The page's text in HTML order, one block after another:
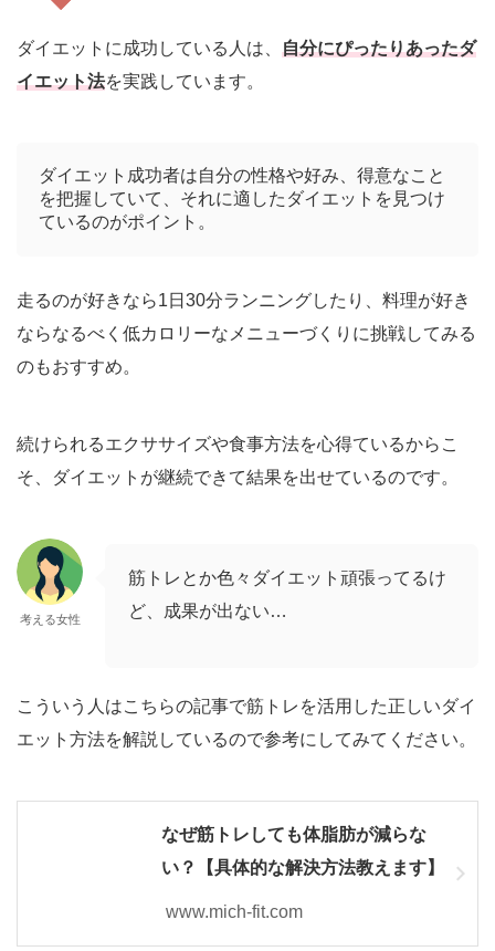
ダイエットに成功している人は、 自分にぴったりあったダ
イエット法を実践しています。
ダイエット成功者は自分の性格や好み、得意なこと
を把握していて、それに適したダイエットを見つけ
ているのがポイント。
走るのが好きなら1日30分ランニングしたり、料理が好き
ならなるべく低カロリーなメニューづくりに挑戦してみる
のもおすすめ。
続けられるエクササイズや食事方法を心得ているからこ
そ、ダイエットが継続できて結果を出せているのです。
考える女性
筋トレとか色々ダイエット頑張ってるけ
ど、成果が出ない…
こういう人はこちらの記事で筋トレを活用した正しいダイ
エット方法を解説しているので参考にしてみてください。
なぜ筋トレしても体脂肪が減らな
い？【具体的な解決方法教えます】
www.mich-fit.com